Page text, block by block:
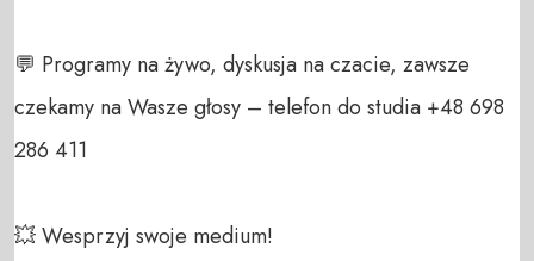
💬 Programy na żywo, dyskusja na czacie, zawsze
czekamy na Wasze głosy – telefon do studia +48 698
286 411
💥 Wesprzyj swoje medium!